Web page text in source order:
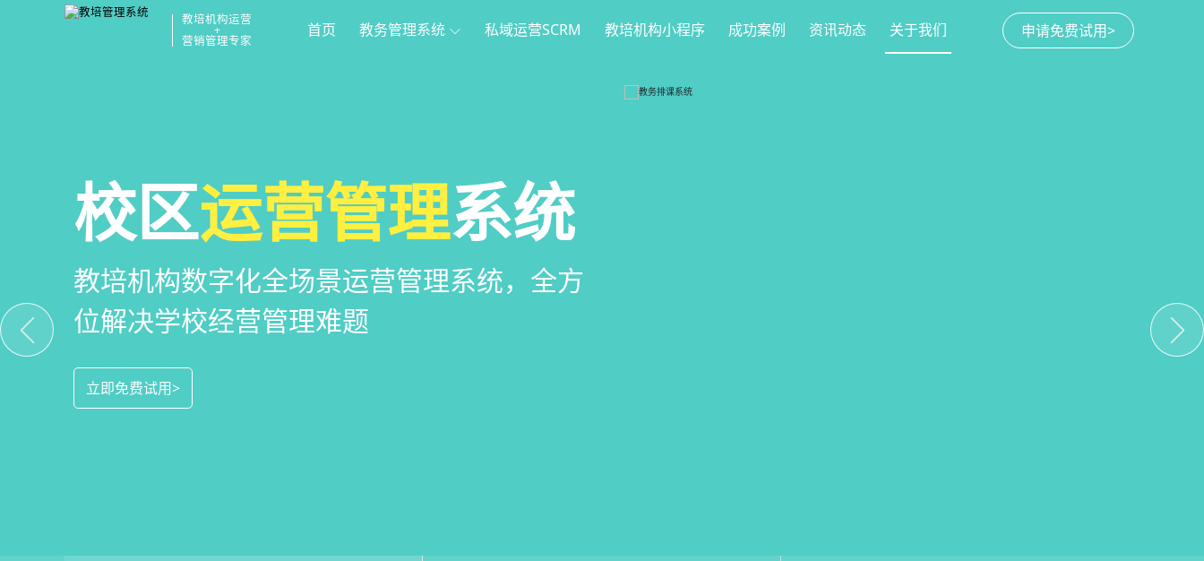
教培机构运营
+
营销管理专家
申请免费试用>
首页 教务管理系统 私域运营SCRM 教培机构小程序 成功案例 资讯动态 关于我们
教培机构小程序
一部手机链接机构、学员、家长，管理更便
捷，互动零距离，体验更满意
立即免费试用>
校区运营管理系统
教培机构数字化全场景运营管理系统，全方
位解决学校经营管理难题
立即免费试用>
全场景招生方案
全场景招生方案+产品矩阵，帮助教育机构低
成本实现生源指数级增长
立即免费试用>